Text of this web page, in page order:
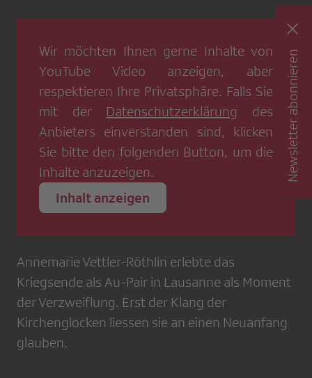
Wir möchten Ihnen gerne Inhalte von
YouTube Video anzeigen, aber
respektieren Ihre Privatsphäre. Falls Sie
mit der Datenschutzerklärung
des
Anbieters einverstanden sind, klicken
Sie bitte den folgenden Button, um die
Inhalte anzuzeigen.
Inhalt anzeigen
Annemarie Vettler-Röthlin erlebte das
Kriegsende als Au-Pair in Lausanne als Moment
der Verzweiflung. Erst der Klang der
Kirchenglocken liessen sie an einen Neuanfang
glauben.
Newsletter abonnieren